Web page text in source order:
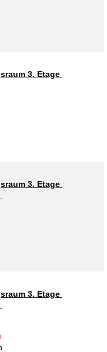
3. Etage
3. Etage
3. Etage